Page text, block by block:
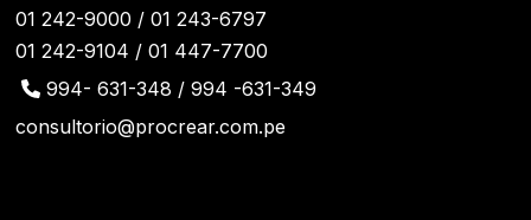
01 242-9000 / 01 243-6797
01 242-9104 / 01 447-7700
994- 631-348 / 994 -631-349
consultorio@procrear.com.pe